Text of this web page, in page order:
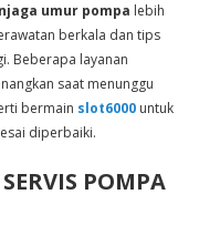
umur pompa lebih
berkala dan tips
Beberapa layanan
saat menunggu
bermain slot6000 untuk
diperbaiki.
POMPA